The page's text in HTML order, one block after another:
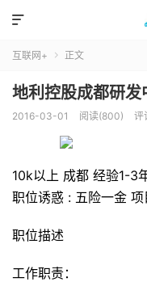

互联网+  正文
地利控股成都研
2016-03-01 阅读(800) 评
10k以上 成都 经验1-3
职位诱惑 : 五险一金
职位描述
工作职责：